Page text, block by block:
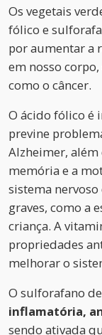
Os vegetais
fólico e
por aumentar a
em nosso
como o câncer.
O ácido fólico é
previne
Alzheimer,
memória e a
sistema
graves, como a
criança. A
propriedades
melhorar o
O sulforafano
inflamatória,
sendo ativada